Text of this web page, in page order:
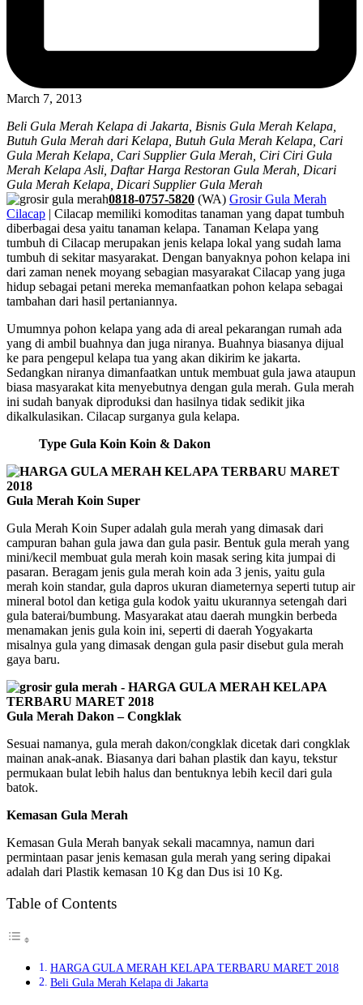
March 7, 2013
Beli Gula Merah Kelapa di Jakarta, Bisnis Gula Merah Kelapa,
Butuh Gula Merah dari Kelapa, Butuh Gula Merah Kelapa, Cari
Gula Merah Kelapa, Cari Supplier Gula Merah, Ciri Ciri Gula
Merah Kelapa Asli, Daftar Harga Restoran Gula Merah, Dicari
Gula Merah Kelapa, Dicari Supplier Gula Merah
0818-0757-5820 (WA) Grosir Gula Merah
Cilacap | Cilacap memiliki komoditas tanaman yang dapat tumbuh
diberbagai desa yaitu tanaman kelapa. Tanaman Kelapa yang
tumbuh di Cilacap merupakan jenis kelapa lokal yang sudah lama
tumbuh di sekitar masyarakat. Dengan banyaknya pohon kelapa ini
dari zaman nenek moyang sebagian masyarakat Cilacap yang juga
hidup sebagai petani mereka memanfaatkan pohon kelapa sebagai
tambahan dari hasil pertaniannya.
Umumnya pohon kelapa yang ada di areal pekarangan rumah ada
yang di ambil buahnya dan juga niranya. Buahnya biasanya dijual
ke para pengepul kelapa tua yang akan dikirim ke jakarta.
Sedangkan niranya dimanfaatkan untuk membuat gula jawa ataupun
biasa masyarakat kita menyebutnya dengan gula merah. Gula merah
ini sudah banyak diproduksi dan hasilnya tidak sedikit jika
dikalkulasikan. Cilacap surganya gula kelapa.
Type Gula Koin Koin & Dakon
Gula Merah Koin Super
Gula Merah Koin Super adalah gula merah yang dimasak dari
campuran bahan gula jawa dan gula pasir. Bentuk gula merah yang
mini/kecil membuat gula merah koin masak sering kita jumpai di
pasaran. Beragam jenis gula merah koin ada 3 jenis, yaitu gula
merah koin standar, gula dapros ukuran diameternya seperti tutup air
mineral botol dan ketiga gula kodok yaitu ukurannya setengah dari
gula baterai/bumbung. Masyarakat atau daerah mungkin berbeda
menamakan jenis gula koin ini, seperti di daerah Yogyakarta
misalnya gula yang dimasak dengan gula pasir disebut gula merah
gaya baru.
Gula Merah Dakon – Congklak
Sesuai namanya, gula merah dakon/congklak dicetak dari congklak
mainan anak-anak. Biasanya dari bahan plastik dan kayu, tekstur
permukaan bulat lebih halus dan bentuknya lebih kecil dari gula
batok.
Kemasan Gula Merah
Kemasan Gula Merah banyak sekali macamnya, namun dari
permintaan pasar jenis kemasan gula merah yang sering dipakai
adalah dari Plastik kemasan 10 Kg dan Dus isi 10 Kg.
Table of Contents
HARGA GULA MERAH KELAPA TERBARU MARET 2018
Beli Gula Merah Kelapa di Jakarta